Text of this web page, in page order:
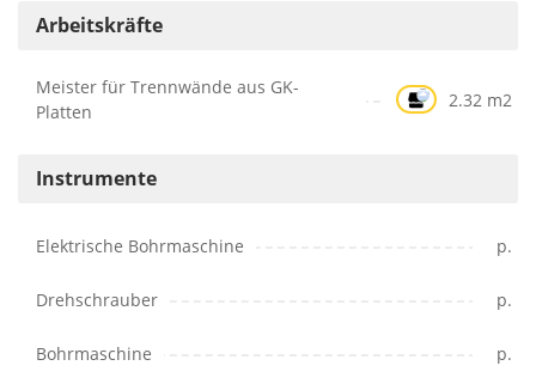
Arbeitskräfte
Meister für Trennwände aus GK-
Platten
2.32 m2
Instrumente
Elektrische Bohrmaschine p.
Drehschrauber p.
Bohrmaschine p.